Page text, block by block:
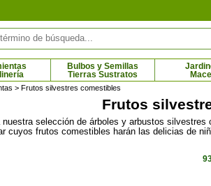
Bulbos y Semillas
Tierras Sustratos
rosa oscuro 'Fairy
Rosal paisajístico
> Frutos silvestres comestibles
Frutos
nuestra selección de árboles y arbustos
cuyos frutos comestibles harán las delicias de